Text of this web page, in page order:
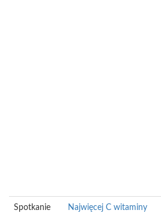
Spotkanie
Najwięcej C witaminy